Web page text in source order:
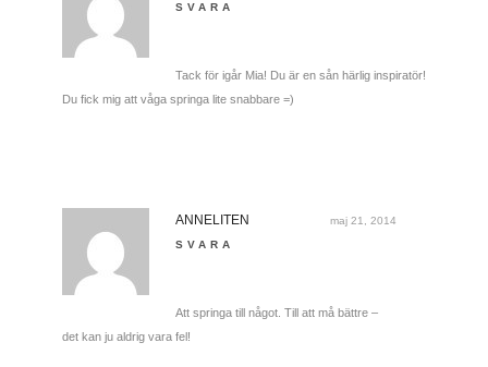
SVARA
Tack för igår Mia! Du är en sån härlig inspiratör!
Du fick mig att våga springa lite snabbare =)
maj 21, 2014
ANNELITEN
SVARA
Att springa till något. Till att må bättre –
det kan ju aldrig vara fel!